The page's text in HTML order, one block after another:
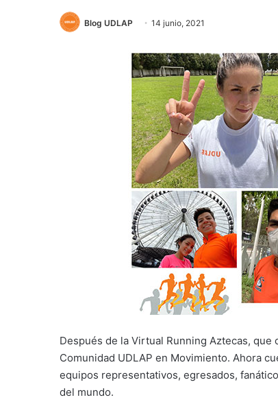
Blog UDLAP 14 junio, 2021
Después de la Virtual Running Aztecas,
Comunidad UDLAP en Movimiento. Ahora
equipos representativos, egresados,
del mundo.